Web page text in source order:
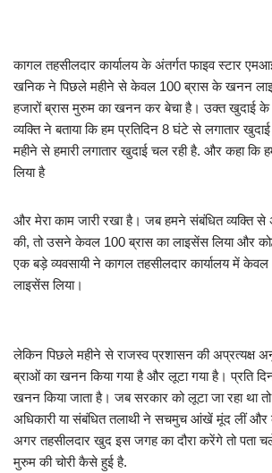
कागल तहसीलदार कार्यालय के अंतर्गत फाइव स्टार
खनिक ने पिछले महीने से केवल 100 ब्रास के खनन
हजारों ब्रास मुरुम का खनन कर बेचा है। उक्त खुदाई
व्यक्ति ने बताया कि हम प्रतिदिन 8 घंटे से लगातार
महीने से हमारी लगातार खुदाई चल रही है. और कहा कि
लिया है
और मेरा काम जारी रखा है। जब हमने संबंधित व्यक्ति
की, तो उसने केवल 100 ब्रास का लाइसेंस लिया और
एक बड़े व्यवसायी ने कागल तहसीलदार कार्यालय में
लाइसेंस लिया।
लेकिन पिछले महीने से राजस्व प्रशासन की अप्रत्यक्ष
ब्राओं का खनन किया गया है और लूटा गया है। प्रति
खनन किया जाता है। जब सरकार को लूटा जा रहा था तो
अधिकारी या संबंधित तलाथी ने सचमुच आंखें मूंद लीं और
अगर तहसीलदार खुद इस जगह का दौरा करेंगे तो पता
मुरुम की चोरी कैसे हुई है.